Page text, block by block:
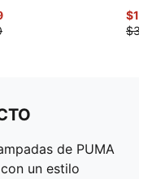
de PUMA
un estilo